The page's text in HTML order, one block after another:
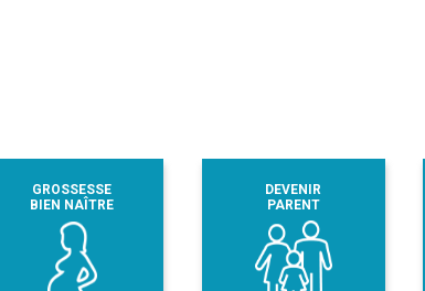
GROSSESSE
BIEN NAÎTRE
DEVENIR
PARENT